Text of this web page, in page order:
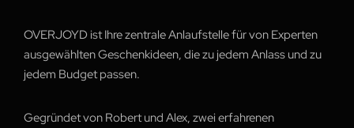
OVERJOYD ist Ihre zentrale Anlaufstelle für von Experten
ausgewählten Geschenkideen, die zu jedem Anlass und zu
jedem Budget passen.
Gegründet von Robert und Alex, zwei erfahrenen